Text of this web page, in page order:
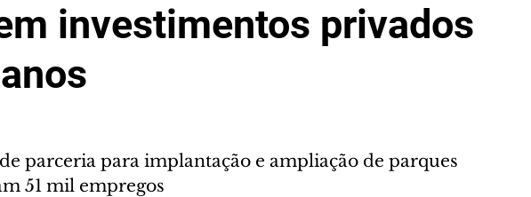
investimentos privados
parceria para implantação e ampliação de parques
51 mil empregos